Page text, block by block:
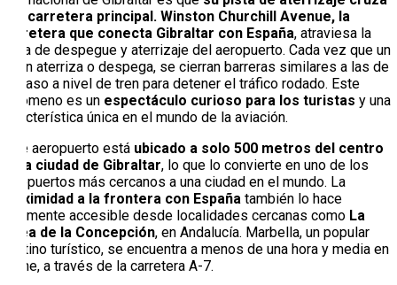
una carretera principal. Winston Churchill Avenue, la
carretera que conecta Gibraltar con España, atraviesa la
pista de despegue y aterrizaje del aeropuerto. Cada vez que un
avión aterriza o despega, se cierran barreras similares a las de
un paso a nivel de tren para detener el tráfico rodado. Este
fenómeno es un espectáculo curioso para los turistas y una
característica única en el mundo de la aviación.
Este aeropuerto está ubicado a solo 500 metros del centro
de la ciudad de Gibraltar, lo que lo convierte en uno de los
aeropuertos más cercanos a una ciudad en el mundo. La
proximidad a la frontera con España también lo hace
fácilmente accesible desde localidades cercanas como La
Línea de la Concepción, en Andalucía. Marbella, un popular
destino turístico, se encuentra a menos de una hora y media en
coche, a través de la carretera A-7.